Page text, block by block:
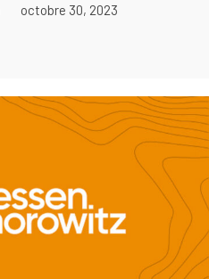
octobre 30, 2023